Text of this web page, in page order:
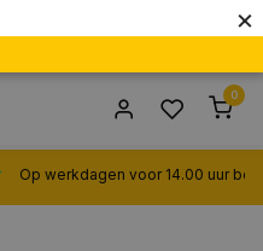
×
0
Op werkdagen voor 14.00 uur